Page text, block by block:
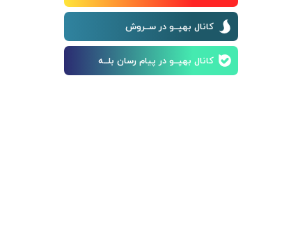
کانال بهپــو در ســروش
کانال بهپــو در پیام رسان بلــه